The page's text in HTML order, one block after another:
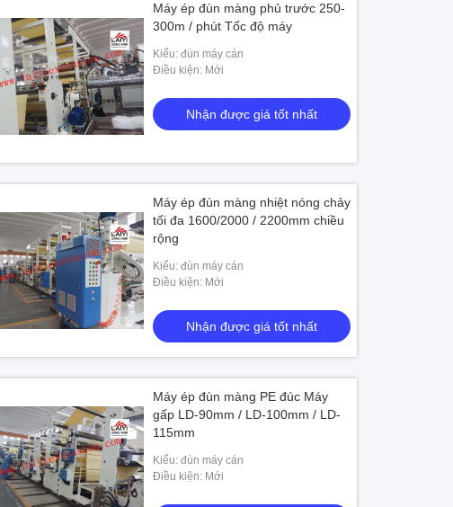
Máy ép đùn màng phủ trước 250-
300m / phút Tốc độ máy
Kiểu: đùn máy cán
Điều kiện: Mới
Nhận được giá tốt nhất
Máy ép đùn màng nhiệt nóng chảy
tối đa 1600/2000 / 2200mm chiều
rộng
Kiểu: đùn máy cán
Điều kiện: Mới
Nhận được giá tốt nhất
Máy ép đùn màng PE đúc Máy
gấp LD-90mm / LD-100mm / LD-
115mm
Kiểu: đùn máy cán
Điều kiện: Mới